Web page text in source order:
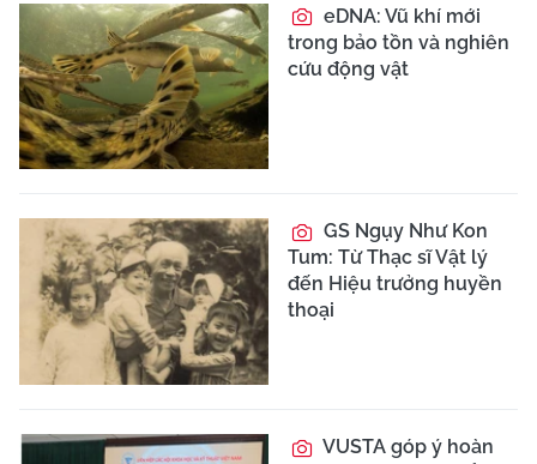
eDNA: Vũ khí mới
trong bảo tồn và nghiên
cứu động vật
GS Ngụy Như Kon
Tum: Từ Thạc sĩ Vật lý
đến Hiệu trưởng huyền
thoại
VUSTA góp ý hoàn